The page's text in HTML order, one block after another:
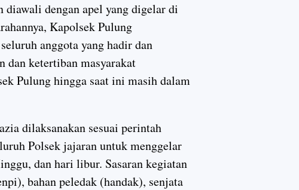
diawali dengan apel yang digelar di
Kapolsek Pulung
anggota yang hadir dan
dan ketertiban masyarakat
Pulung hingga saat ini masih dalam
dilaksanakan sesuai perintah
Polsek jajaran untuk menggelar
dan hari libur. Sasaran kegiatan
bahan peledak (handak), senjata